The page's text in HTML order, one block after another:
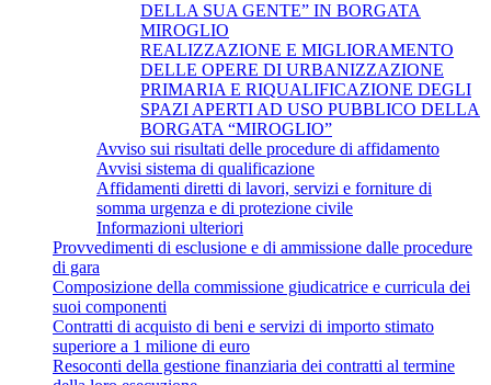
DELLA SUA GENTE” IN BORGATA
MIROGLIO
REALIZZAZIONE E MIGLIORAMENTO
DELLE OPERE DI URBANIZZAZIONE
PRIMARIA E RIQUALIFICAZIONE DEGLI
SPAZI APERTI AD USO PUBBLICO DELLA
BORGATA “MIROGLIO”
Avviso sui risultati delle procedure di affidamento
Avvisi sistema di qualificazione
Affidamenti diretti di lavori, servizi e forniture di
somma urgenza e di protezione civile
Informazioni ulteriori
Provvedimenti di esclusione e di ammissione dalle procedure
di gara
Composizione della commissione giudicatrice e curricula dei
suoi componenti
Contratti di acquisto di beni e servizi di importo stimato
superiore a 1 milione di euro
Resoconti della gestione finanziaria dei contratti al termine